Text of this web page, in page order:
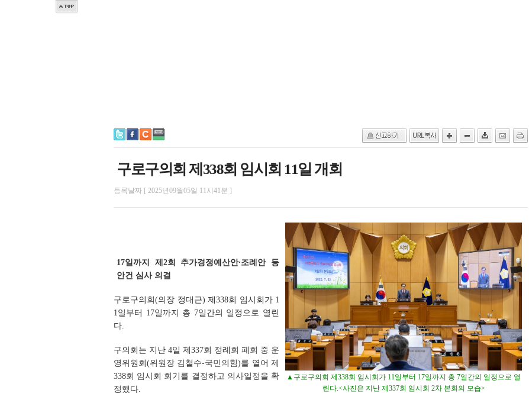
구로구의회 제338회 임시회 11일 개회
등록날짜 [ 2025년09월05일 11시41분 ]
▲구로구의회 제338회 임시회가 11일부터 17일까지 총 7일간의 일정으로 열
린다.<사진은 지난 제337회 임시회 2차 본회의 모습>
17일까지 제2회 추가경정예산안∙조례안 등
안건 심사 의결
구로구의회(의장 정대근) 제338회 임시회가 1
1일부터 17일까지 총 7일간의 일정으로 열린
다.
구의회는 지난 4일 제337회 정례회 폐회 중 운
영위원회(위원장 김철수-국민의힘)를 열어 제
338회 임시회 회기를 결정하고 의사일정을 확
정했다.